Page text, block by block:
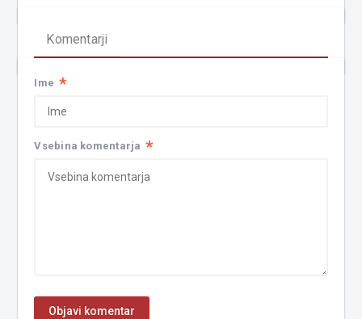
Komentarji
Ime *
Vsebina komentarja *